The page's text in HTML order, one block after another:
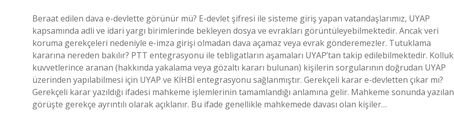
Beraat edilen dava e-devlette görünür mü? E-devlet şifresi ile sisteme giriş yapan vatandaşlarımız, UYAP
kapsamında adli ve idari yargı birimlerinde bekleyen dosya ve evrakları görüntüleyebilmektedir. Ancak veri
koruma gerekçeleri nedeniyle e-imza girişi olmadan dava açamaz veya evrak gönderemezler. Tutuklama
kararına nereden bakılır? PTT entegrasyonu ile tebligatların aşamaları UYAP’tan takip edilebilmektedir. Kolluk
kuvvetlerince aranan (hakkında yakalama veya gözaltı kararı bulunan) kişilerin sorgularının doğrudan UYAP
üzerinden yapılabilmesi için UYAP ve KİHBİ entegrasyonu sağlanmıştır. Gerekçeli karar e-devletten çıkar mı?
Gerekçeli karar yazıldığı ifadesi mahkeme işlemlerinin tamamlandığı anlamına gelir. Mahkeme sonunda yazılan
görüşte gerekçe ayrıntılı olarak açıklanır. Bu ifade genellikle mahkemede davası olan kişiler…